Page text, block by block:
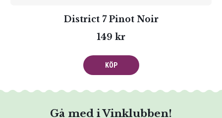
District 7 Pinot Noir
149 kr
KÖP
Gå med i Vinklubben!